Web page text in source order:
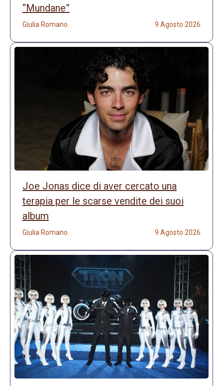
“Mundane”
Giulia Romano 9 Agosto 2026
Joe Jonas dice di aver cercato una
terapia per le scarse vendite dei suoi
album
Giulia Romano 9 Agosto 2026